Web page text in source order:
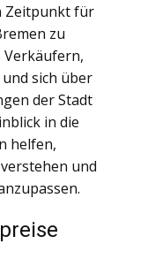
Zeitpunkt für
zu
Verkäufern,
sich über
der Stadt
in die
helfen,
und